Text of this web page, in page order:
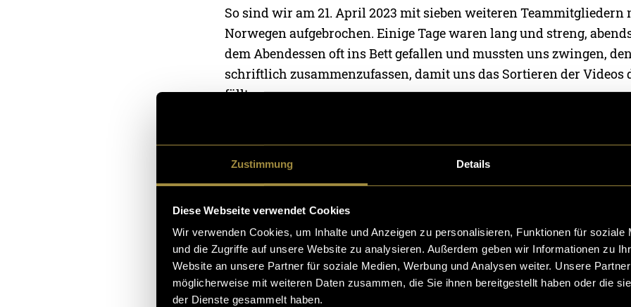
Zustimmung Details
Diese Webseite verwendet Cookies
Wir verwenden Cookies, um Inhalte und Anzeigen zu personalisieren, Funktionen für soziale
und die Zugriffe auf unsere Website zu analysieren. Außerdem geben wir Informationen zu
Website an unsere Partner für soziale Medien, Werbung und Analysen weiter. Unsere
möglicherweise mit weiteren Daten zusammen, die Sie ihnen bereitgestellt haben oder die
der Dienste gesammelt haben.
So sind wir am 21. April 2023 mit sieben weiteren Teammitgliedern
Norwegen aufgebrochen. Einige Tage waren lang und streng,
dem Abendessen oft ins Bett gefallen und mussten uns zwingen,
schriftlich zusammenzufassen, damit uns das Sortieren der Videos
fällt.
sammeln, hin und wieder haben wir dabei komplett vergessen,
einzufangen. Zudem war es uns sehr wichtig, die Gruppe nicht auf
das Ein- und Auspacken viel Zeit. Die Kälte machte den Batterien zu
welche folglich unüblich oft ausgewechselt werden mussten. Auf
war es uns wegen dem Wind gar nicht möglich, die Drohne zu
interessanten Stellen auf dem Weg erforderten viel Konzentration
geeignet, um nebenbei zu filmen.